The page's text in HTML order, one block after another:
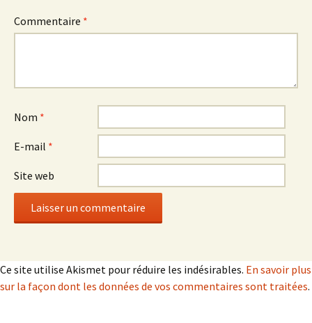
Commentaire *
Nom *
E-mail *
Site web
Ce site utilise Akismet pour réduire les indésirables. En savoir plus
sur la façon dont les données de vos commentaires sont traitées.